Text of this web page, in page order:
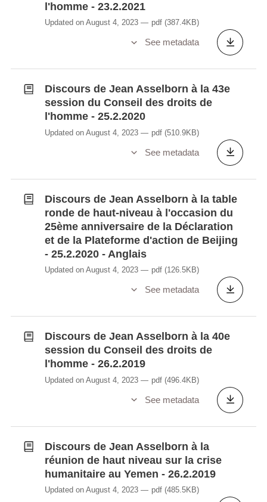
l'homme - 23.2.2021
Updated on August 4, 2023 pdf (387.4KB)
See metadata
Discours de Jean Asselborn à la 43e
session du Conseil des droits de
l'homme - 25.2.2020
Updated on August 4, 2023 pdf (510.9KB)
See metadata
Discours de Jean Asselborn à la table
ronde de haut-niveau à l'occasion du
25ème anniversaire de la Déclaration
et de la Plateforme d'action de Beijing
- 25.2.2020 - Anglais
Updated on August 4, 2023 pdf (126.5KB)
See metadata
Discours de Jean Asselborn à la 40e
session du Conseil des droits de
l'homme - 26.2.2019
Updated on August 4, 2023 pdf (496.4KB)
See metadata
Discours de Jean Asselborn à la
réunion de haut niveau sur la crise
humanitaire au Yemen - 26.2.2019
Updated on August 4, 2023 pdf (485.5KB)